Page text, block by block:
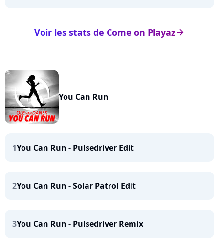
arrow_right
Voir les stats de Come on Playaz
You Can Run
1You Can Run - Pulsedriver Edit
2You Can Run - Solar Patrol Edit
3You Can Run - Pulsedriver Remix